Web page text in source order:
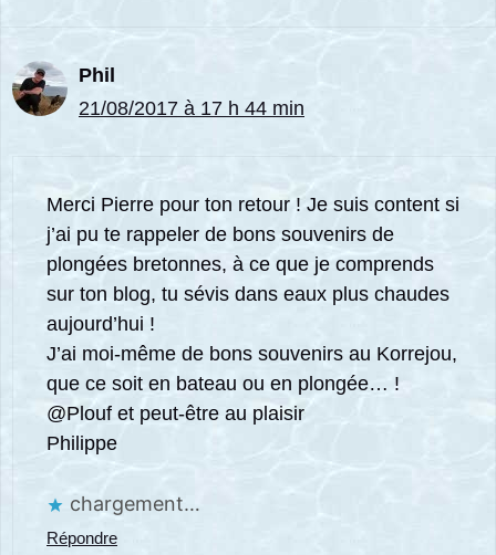
Phil
21/08/2017 à 17 h 44 min
Merci Pierre pour ton retour ! Je suis content si
j’ai pu te rappeler de bons souvenirs de
plongées bretonnes, à ce que je comprends
sur ton blog, tu sévis dans eaux plus chaudes
aujourd’hui !
J’ai moi-même de bons souvenirs au Korrejou,
que ce soit en bateau ou en plongée… !
@Plouf et peut-être au plaisir
Philippe
chargement…
Répondre